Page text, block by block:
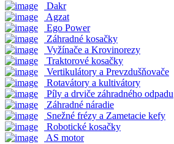
Dakr
Agzat
Ego Power
Záhradné kosačky
Vyžínače a Krovinorezy
Traktorové kosačky
Vertikulátory a Prevzdušňovače
Rotavátory a kultivátory
Píly a drviče záhradného odpadu
Záhradné náradie
Snežné frézy a Zametacie kefy
Robotické kosačky
AS motor